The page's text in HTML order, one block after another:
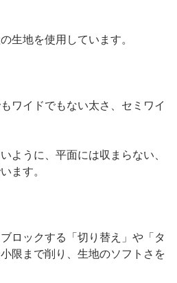
生地を使用しています。
ワイドでもない太さ、セミワイ
ように、平面には収まらない、
ます。
ロックする「切り替え」や「タ
限まで削り、生地のソフトさを